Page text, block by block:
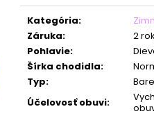
Jednotková
cena:
Kategória:
Záruka:
2
Pohlavie:
Šírka chodidla:
Typ:
Účelovosť obuvi: